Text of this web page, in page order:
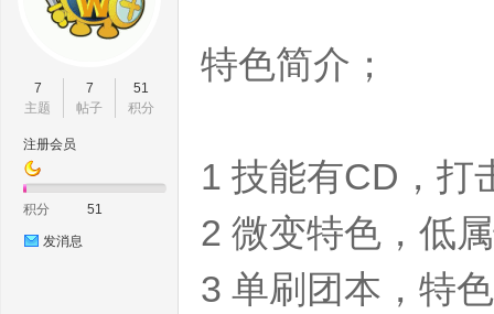
7
主题
7
帖子
51
积分
注册会员
积分 51
发消息
特色简介；
1 技能有CD，打
2 微变特色，低
3 单刷团本，特